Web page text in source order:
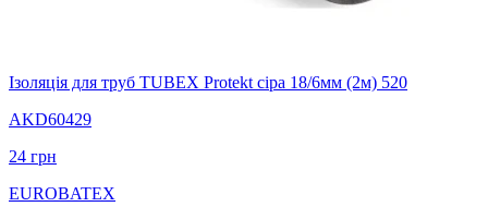
Ізоляція для труб TUBEX Protekt сіра 18/6мм (2м) 520
AKD60429
24 грн
EUROBATEX